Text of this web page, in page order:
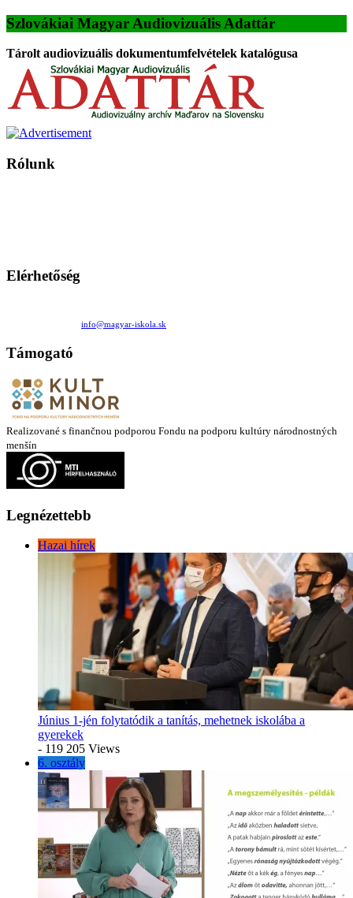
Szlovákiai Magyar Audiovizuális Adattár
Tárolt audiovizuális dokumentumfelvételek katalógusa
Rólunk
Elérhetőség
info@magyar-iskola.sk
Támogató
Realizované s finančnou podporou Fondu na podporu kultúry národnostných
menšín
Legnézettebb
Hazai hírek
Június 1-jén folytatódik a tanítás, mehetnek iskolába a
gyerekek
- 119 205 Views
6. osztály